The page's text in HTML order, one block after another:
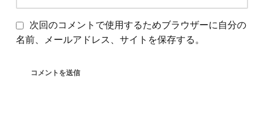
次回のコメントで使用するためブラウザーに自分の
名前、メールアドレス、サイトを保存する。